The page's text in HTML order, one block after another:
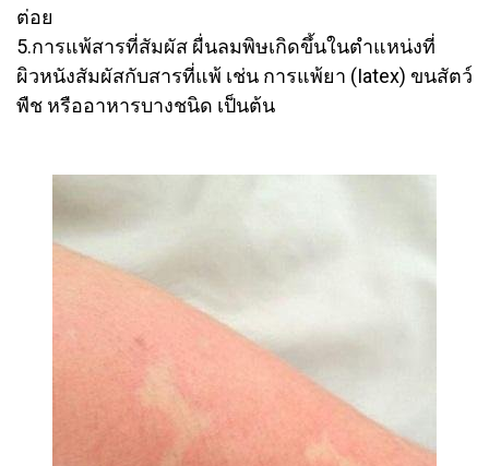
ต่อย
5.การแพ้สารที่สัมผัส ผื่นลมพิษเกิดขึ้นในตำแหน่งที่
ผิวหนังสัมผัสกับสารที่แพ้ เช่น การแพ้ยา (Iatex) ขนสัตว์
พืช หรืออาหารบางชนิด เป็นต้น